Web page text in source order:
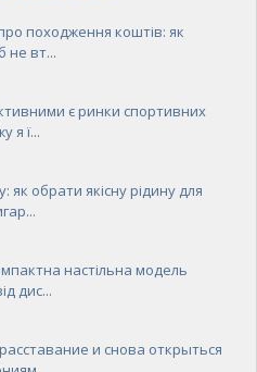
походження коштів: як
не вт...
є ринки спортивних
я ї...
обрати якісну рідину для
настільна модель
дис...
и снова открыться